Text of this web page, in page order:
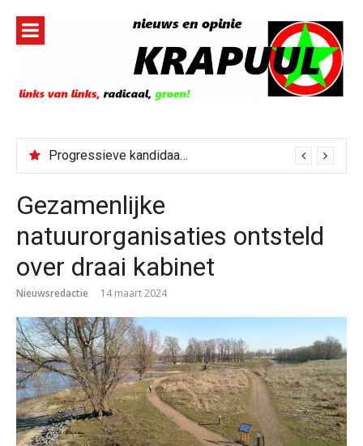
inhoud
Progressieve kandidaat El-Sayed senaatskandidaat Michigan
Gezamenlijke
natuurorganisaties ontsteld
over draai kabinet
Nieuwsredactie 14 maart 2024